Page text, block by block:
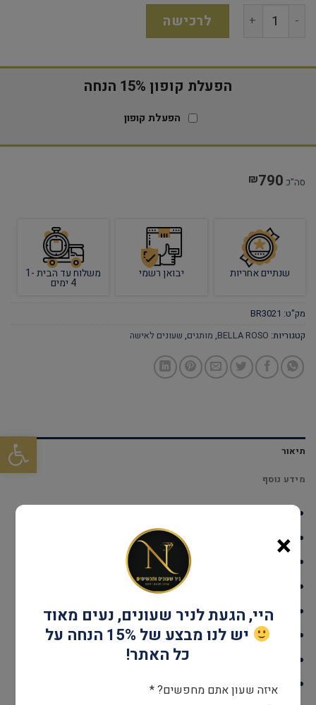
פתח
לרכישה
הפעלת קופון 15% הנחה
הפעלת קופון
סה"כ ₪790
שנתיים אחריות יבואן רשמי משלוח עד הבית 1-
4 ימים
מק"ט: BR3021
קטגוריות: BELLA ROSO
, מותגים, שעונים לאישה
תיאור
מידע נוסף
עמידות במים: עד 30 מטר
קוטר: 28 מ"מ
מנגנון: קוורץ
צבע: כסוף וזהב
×
היי, הגעת לניר שעונים, נעים מאוד
יש לנו מבצע של 15% הנחה על
כל האתר!
איזה שעון אתם מחפשים? *